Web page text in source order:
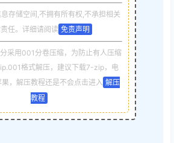
存储空间,不拥有所有权,不承担相关
任。详细请阅读 免责声明
采用001分卷压缩，为防止有人压缩
格式解压，建议下载7-zip，电
，解压教程还是不会点击进入 解压
教程